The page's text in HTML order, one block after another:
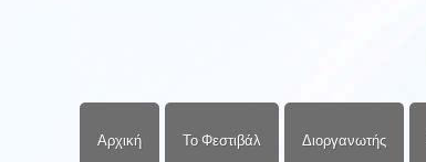
Αρχική Το Φεστιβάλ Διοργανωτής